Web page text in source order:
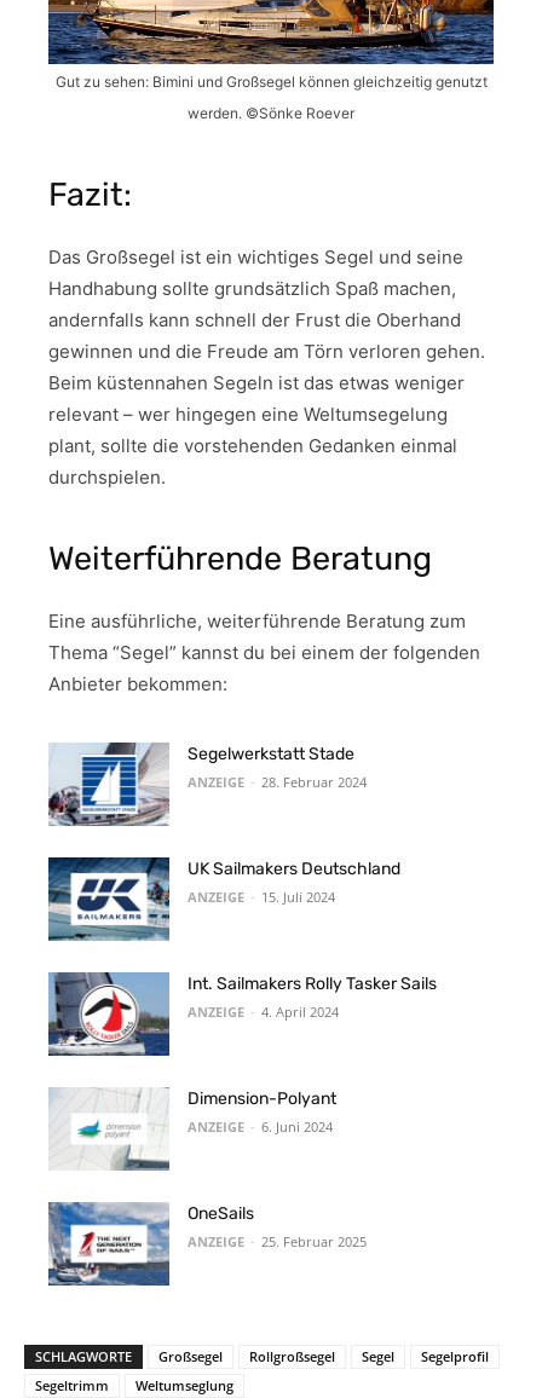
Gut zu sehen: Bimini und Großsegel können gleichzeitig genutzt
werden. ©Sönke Roever
Fazit:
Das Großsegel ist ein wichtiges Segel und seine
Handhabung sollte grundsätzlich Spaß machen,
andernfalls kann schnell der Frust die Oberhand
gewinnen und die Freude am Törn verloren gehen.
Beim küstennahen Segeln ist das etwas weniger
relevant – wer hingegen eine Weltumsegelung
plant, sollte die vorstehenden Gedanken einmal
durchspielen.
Weiterführende Beratung
Eine ausführliche, weiterführende Beratung zum
Thema “Segel” kannst du bei einem der folgenden
Anbieter bekommen:
Segelwerkstatt Stade
ANZEIGE - 28. Februar 2024
UK Sailmakers Deutschland
ANZEIGE - 15. Juli 2024
Int. Sailmakers Rolly Tasker Sails
ANZEIGE - 4. April 2024
Dimension-Polyant
ANZEIGE - 6. Juni 2024
OneSails
ANZEIGE - 25. Februar 2025
SCHLAGWORTE Großsegel Rollgroßsegel Segel
Segelprofil
Segeltrimm
Weltumseglung